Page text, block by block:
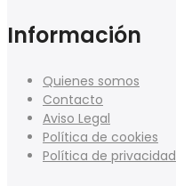
Información
Quienes somos
Contacto
Aviso Legal
Política de cookies
Política de privacidad